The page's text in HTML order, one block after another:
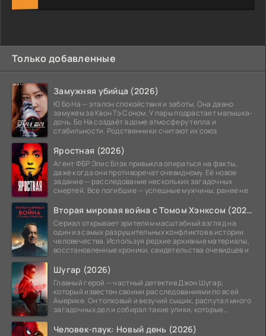
Только добавленные
Замужняя убийца (2026)
Ю Бо На — эталон спокойствия и заботы. Она давно
замужем за Квон Тэ Соном. У пары подрастает малышка-
дочь. Бо На создаёт в доме атмосферу тепла и
стабильности. Родственники считают их союз
Яростная (2026)
Агент ФБР Элис Блэк привыкла опираться на факты,
даже когда они противоречат очевидному. Её новое
задание — расследование нескольких загадочных
смертей. Все погибшие — успешные мужчины, ранее не
Вторая мировая война с Томом Хэнксом (2026)
Сериал открывает зрителям масштабный взгляд на
один из самых разрушительных конфликтов в истории
человечества. Используя редкие архивные материалы,
восстановленные хроники, свидетельства очевидцев и
Шугар (2026)
Главный герой — частный детектив Джон Шугар,
который известен своими расследованиями по всей
Америке. Он толковый и везучий сыщик, распутал много
загадочных дел и собирал такие улики, которые
Человек-паук: Новый день (2026)